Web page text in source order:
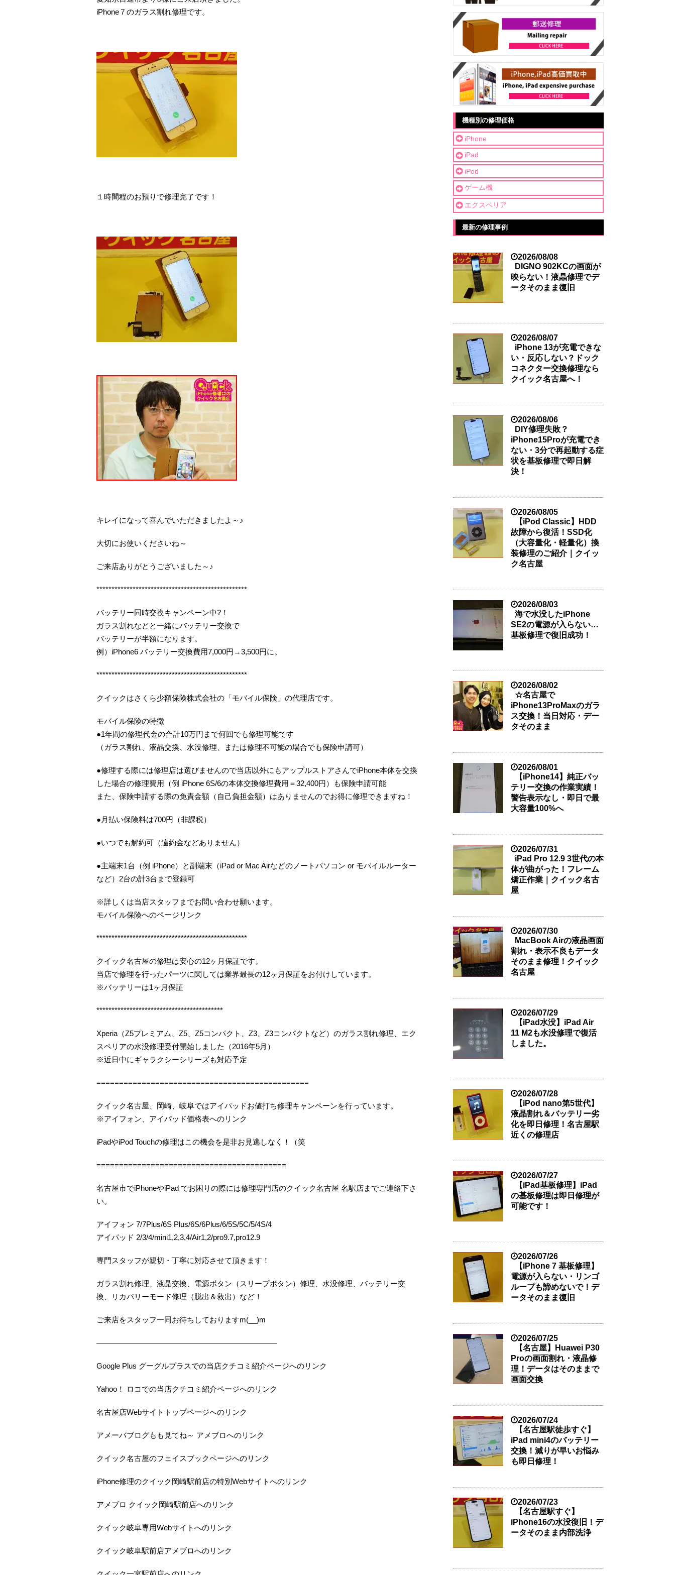
iPhone７のガラス割れ修理です。
１時間程のお預りで修理完了です！
キレイになって喜んでいただきましたよ～♪
大切にお使いくださいね～
ご来店ありがとうございました～♪
**************************************************
バッテリー同時交換キャンペーン中?！
ガラス割れなどと一緒にバッテリー交換で
バッテリーが半額になります。
例）iPhone6 バッテリー交換費用7,000円→3,500円に。
**************************************************
クイックはさくら少額保険株式会社の「モバイル保険」の代理店です。
モバイル保険の特徴
●1年間の修理代金の合計10万円まで何回でも修理可能です
（ガラス割れ、液晶交換、水没修理、または修理不可能の場合でも保険申請可）
●修理する際には修理店は選びませんので当店以外にもアップルストアさんでiPhone本体を交換
した場合の修理費用（例 iPhone 6S/6の本体交換修理費用＝32,400円）も保険申請可能
また、保険申請する際の免責金額（自己負担金額）はありませんのでお得に修理できますね！
●月払い保険料は700円（非課税）
●いつでも解約可（違約金などありません）
●主端末1台（例 iPhone）と副端末（iPad or Mac Airなどのノートパソコン or モバイルルーター
など）2台の計3台まで登録可
※詳しくは当店スタッフまでお問い合わせ願います。
モバイル保険へのページリンク
**************************************************
クイック名古屋の修理は安心の12ヶ月保証です。
当店で修理を行ったパーツに関しては業界最長の12ヶ月保証をお付けしています。
※バッテリーは1ヶ月保証
******************************************
Xperia（Z5プレミアム、Z5、Z5コンパクト、Z3、Z3コンパクトなど）のガラス割れ修理、エク
スペリアの水没修理受付開始しました（2016年5月）
※近日中にギャラクシーシリーズも対応予定
===============================================
クイック名古屋、岡崎、岐阜ではアイパッドお値打ち修理キャンペーンを行っています。
※アイフォン、アイパッド価格表へのリンク
iPadやiPod Touchの修理はこの機会を是非お見逃しなく！（笑
==========================================
名古屋市でiPhoneやiPad でお困りの際には修理専門店のクイック名古屋 名駅店までご連絡下さ
い。
アイフォン 7/7Plus/6S Plus/6S/6Plus/6/5S/5C/5/4S/4
アイパッド 2/3/4/mini1,2,3,4/Air1,2/pro9.7,pro12.9
専門スタッフが親切・丁寧に対応させて頂きます！
ガラス割れ修理、液晶交換、電源ボタン（スリープボタン）修理、水没修理、バッテリー交
換、リカバリーモード修理（脱出＆救出）など！
ご来店をスタッフ一同お待ちしておりますm(__)m
————————————————————————
Google Plus グーグルプラスでの当店クチコミ紹介ページへのリンク
Yahoo！ ロコでの当店クチコミ紹介ページへのリンク
名古屋店Webサイトトップページへのリンク
アメーバブログもも見てね～ アメブロへのリンク
クイック名古屋のフェイスブックページへのリンク
iPhone修理のクイック岡崎駅前店の特別Webサイトへのリンク
アメブロ クイック岡崎駅前店へのリンク
クイック岐阜専用Webサイトへのリンク
クイック岐阜駅前店アメブロへのリンク
機種別の修理価格
iPhone
iPad
iPod
ゲーム機
エクスペリア
最新の修理事例
2026/08/08
DIGNO 902KCの画面が
映らない！液晶修理でデ
ータそのまま復旧
2026/08/07
iPhone 13が充電できな
い・反応しない？ドック
コネクター交換修理なら
クイック名古屋へ！
2026/08/06
DIY修理失敗？
iPhone15Proが充電でき
ない・3分で再起動する症
状を基板修理で即日解
決！
2026/08/05
【iPod Classic】HDD
故障から復活！SSD化
（大容量化・軽量化）換
装修理のご紹介｜クイッ
ク名古屋
2026/08/03
海で水没したiPhone
SE2の電源が入らない…
基板修理で復旧成功！
2026/08/02
☆名古屋で
iPhone13ProMaxのガラ
ス交換！当日対応・デー
タそのまま
2026/08/01
【iPhone14】純正バッ
テリー交換の作業実績！
警告表示なし・即日で最
大容量100%へ
2026/07/31
iPad Pro 12.9 3世代の本
体が曲がった！フレーム
矯正作業｜クイック名古
屋
2026/07/30
MacBook Airの液晶画面
割れ・表示不良もデータ
そのまま修理！クイック
名古屋
2026/07/29
【iPad水没】iPad Air
11 M2も水没修理で復活
しました。
2026/07/28
【iPod nano第5世代】
液晶割れ＆バッテリー劣
化を即日修理！名古屋駅
近くの修理店
2026/07/27
【iPad基板修理】iPad
の基板修理は即日修理が
可能です！
2026/07/26
【iPhone 7 基板修理】
電源が入らない・リンゴ
ループも諦めないで！デ
ータそのまま復旧
2026/07/25
【名古屋】Huawei P30
Proの画面割れ・液晶修
理！データはそのままで
画面交換
2026/07/24
【名古屋駅徒歩すぐ】
iPad mini4のバッテリー
交換！減りが早いお悩み
も即日修理！
2026/07/23
【名古屋駅すぐ】
iPhone16の水没復旧！デ
ータそのまま内部洗浄